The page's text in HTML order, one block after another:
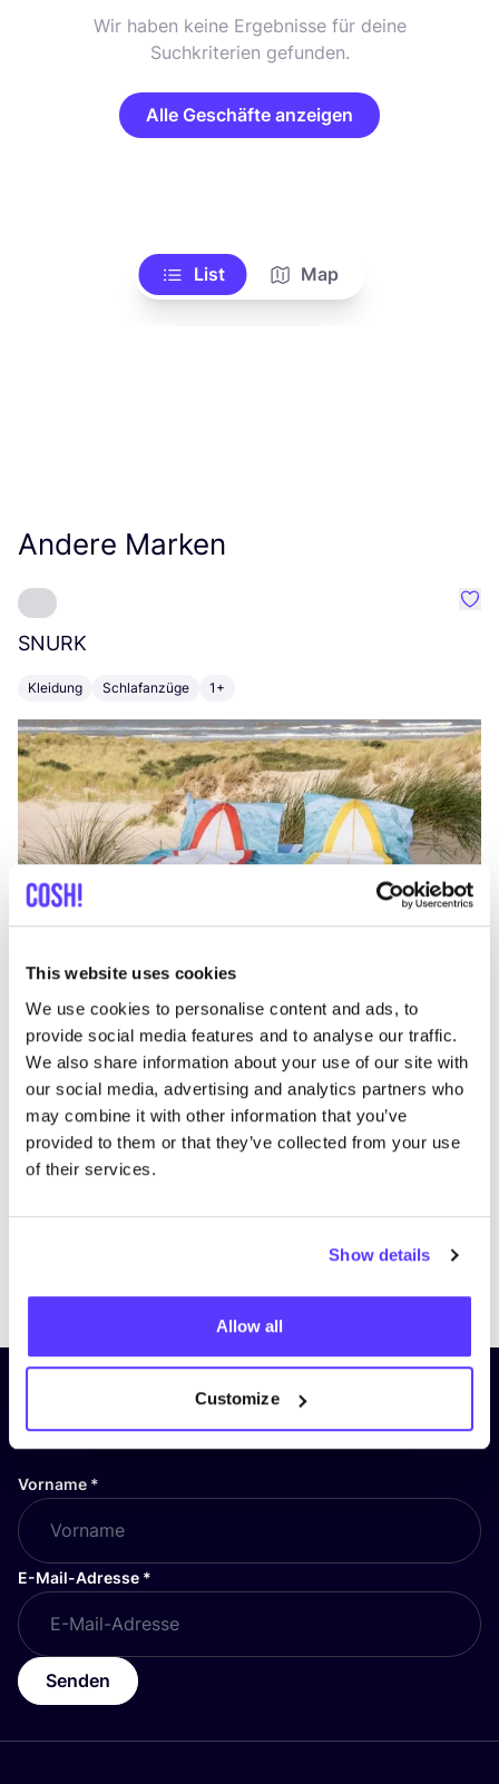
This website uses cookies
We use cookies to personalise content and ads, to
provide social media features and to analyse our traffic.
We also share information about your use of our site with
our social media, advertising and analytics partners who
may combine it with other information that you’ve
provided to them or that they’ve collected from your use
of their services.
Show details
Allow all
Customize
Wir haben keine Ergebnisse für deine
Suchkriterien gefunden.
Alle Geschäfte anzeigen
List Map
Andere Marken
SNURK
Kleidung Schlafanzüge 1+
Abonniere unseren Newsletter
und bleibe auf dem Laufenden!
Vorname *
E-Mail-Adresse *
Senden